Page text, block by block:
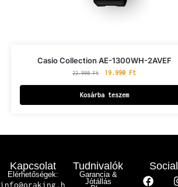
Casio Collection AE-1300WH-2AVEF
22.990Ft 19.990 Ft
Kosárba teszem
Kapcsolat
Elérhetőségek:
info@oraking.h
Tudnivalók
Garancia &
Jótállás
Social